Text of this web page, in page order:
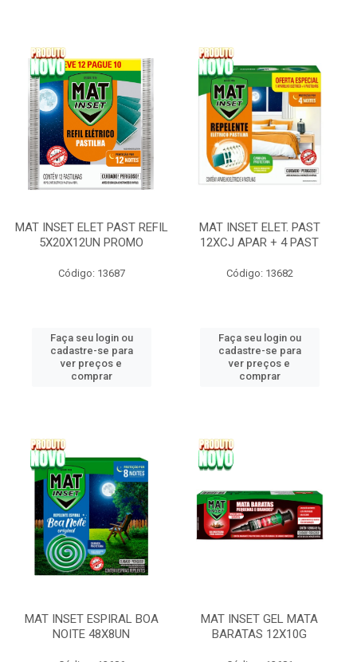
MAT INSET ELET PAST REFIL
5X20X12UN PROMO
Código: 13687
Faça seu login ou
cadastre-se para
ver preços e
comprar
MAT INSET ELET. PAST
12XCJ APAR + 4 PAST
Código: 13682
Faça seu login ou
cadastre-se para
ver preços e
comprar
MAT INSET ESPIRAL BOA
NOITE 48X8UN
MAT INSET GEL MATA
BARATAS 12X10G